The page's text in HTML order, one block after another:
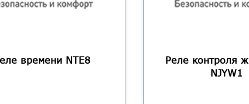
времени NTE8
Реле контроля
NJYW1